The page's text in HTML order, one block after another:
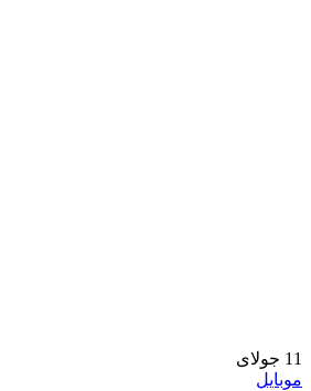
11 جولای
موبایل